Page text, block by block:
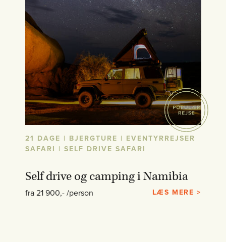
21 DAGE | BJERGTURE | EVENTYRREJSER
SAFARI | SELF DRIVE SAFARI
Self drive og camping i Namibia
fra 21 900,- /person LÆS MERE >